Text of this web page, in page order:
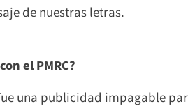
de nuestras letras.
el PMRC?
una publicidad impagable